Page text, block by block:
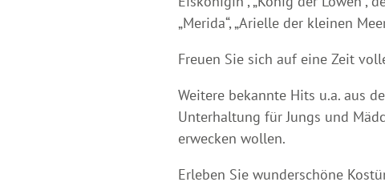
„Merida“, „Arielle der kleinen
Freuen Sie sich auf eine Zeit
Weitere bekannte Hits u.a. aus
Unterhaltung für Jungs und
erwecken wollen.
Erleben Sie wunderschöne